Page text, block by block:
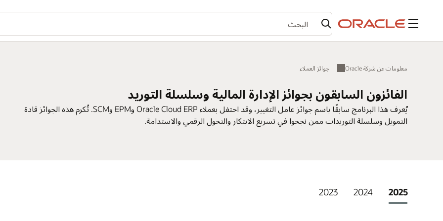
القائمة
معلومات عن شركة Oracle جوائز العملاء
الفائزون السابقون بجوائز الإدارة المالية وسلسلة التوريد
يُعرف هذا البرنامج سابقًا باسم جوائز عامل التغيير، وقد احتفل بعملاء Oracle Cloud ERP وEPM وSCM. تُكرم هذه الجوائز قادة
التمويل وسلسلة التوريدات ممن نجحوا في تسريع الابتكار والتحول الرقمي والاستدامة.
2025
2024
2023